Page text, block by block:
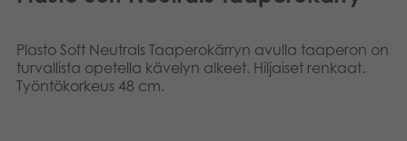
Arkistoidut tuotteet
English
Plasto Soft Neutrals Taaperokärryn avulla taaperon on
turvallista opetella kävelyn alkeet. Hiljaiset renkaat.
Työntökorkeus 48 cm.